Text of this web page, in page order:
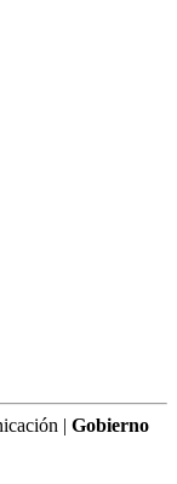
| Gobierno